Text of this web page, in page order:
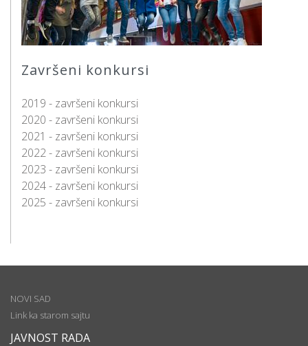
Završeni konkursi
2019 - završeni konkursi
2020 - završeni konkursi
2021 - završeni konkursi
2022 - završeni konkursi
2023 - završeni konkursi
2024 - završeni konkursi
2025 - završeni konkursi
NOVI SAD
Link ka starom sajtu
JAVNOST RADA